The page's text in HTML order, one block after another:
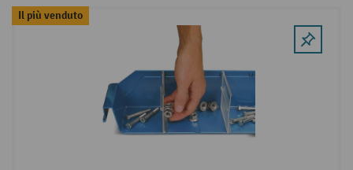
Il più venduto